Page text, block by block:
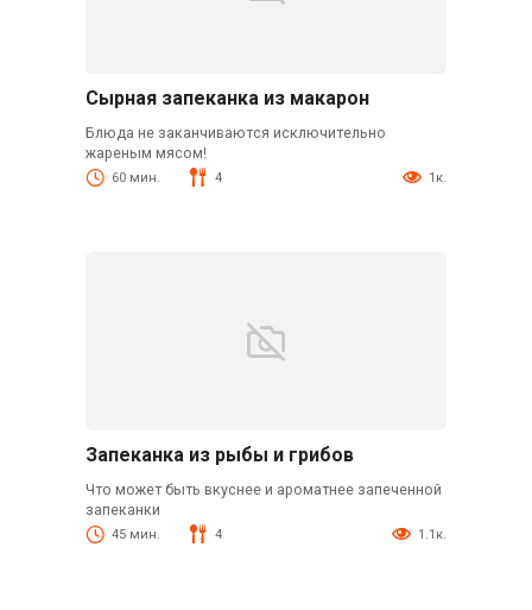
Сырная запеканка из макарон
Блюда не заканчиваются исключительно
жареным мясом!
60 мин. 4 1к.
Запеканка из рыбы и грибов
Что может быть вкуснее и ароматнее запеченной
запеканки
45 мин. 4 1.1к.